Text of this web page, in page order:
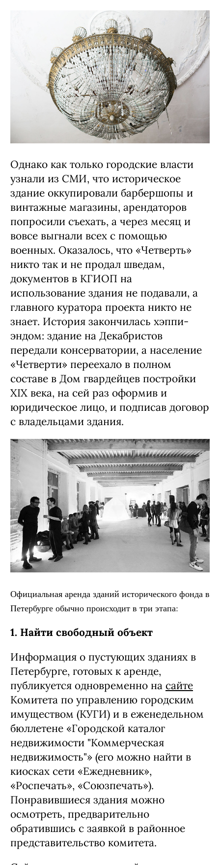
Однако как только городские власти
узнали из СМИ, что историческое
здание оккупировали барбершопы и
винтажные магазины, арендаторов
попросили съехать, а через месяц и
вовсе выгнали всех с помощью
военных. Оказалось, что «Четверть»
никто так и не продал шведам,
документов в КГИОП на
использование здания не подавали, а
главного куратора проекта никто не
знает. История закончилась хэппи-
эндом: здание на Декабристов
передали консерватории, а население
«Четверти» переехало в полном
составе в Дом гвардейцев постройки
XIX века, на сей раз оформив и
юридическое лицо, и подписав договор
с владельцами здания.
Официальная аренда зданий исторического фонда в
Петербурге обычно происходит в три этапа:
1. Найти свободный объект
Информация о пустующих зданиях в
Петербурге, готовых к аренде,
публикуется одновременно на сайте
Комитета по управлению городским
имуществом (КУГИ) и в еженедельном
бюллетене «Городской каталог
недвижимости "Коммерческая
недвижимость"» (его можно найти в
киосках сети «Ежедневник»,
«Роспечать», «Союзпечать»).
Понравившиеся здания можно
осмотреть, предварительно
обратившись с заявкой в районное
представительство комитета.